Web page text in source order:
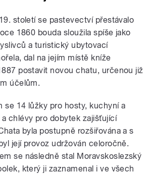
století se pastevectví přestávalo
1860 bouda sloužila spíše jako
a turistický ubytovací
dal na jejím místě kníže
postavit novou chatu, určenou již
účelům.
se 14 lůžky pro hosty, kuchyní a
chlévy pro dobytek zajišťující
byla postupně rozšiřována a s
její provoz udržován celoročně.
se následně stal Moravskoslezský
který ji zaznamenal i ve všech